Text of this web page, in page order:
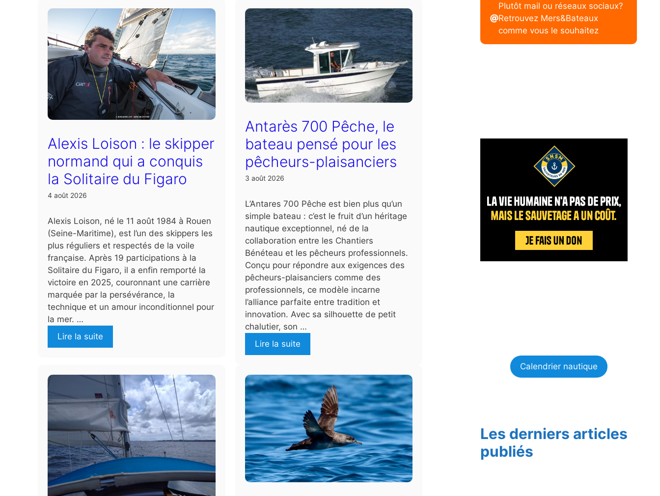
Alexis Loison : le skipper
normand qui a conquis
la Solitaire du Figaro
4 août 2026
Alexis Loison, né le 11 août 1984 à Rouen
(Seine-Maritime), est l’un des skippers les
plus réguliers et respectés de la voile
française. Après 19 participations à la
Solitaire du Figaro, il a enfin remporté la
victoire en 2025, couronnant une carrière
marquée par la persévérance, la
technique et un amour inconditionnel pour
la mer. …
Lire la suite
Antarès 700 Pêche, le
bateau pensé pour les
pêcheurs-plaisanciers
3 août 2026
L’Antares 700 Pêche est bien plus qu’un
simple bateau : c’est le fruit d’un héritage
nautique exceptionnel, né de la
collaboration entre les Chantiers
Bénéteau et les pêcheurs professionnels.
Conçu pour répondre aux exigences des
pêcheurs-plaisanciers comme des
professionnels, ce modèle incarne
l’alliance parfaite entre tradition et
innovation. Avec sa silhouette de petit
chalutier, son …
Lire la suite
Plutôt mail ou réseaux sociaux?
Retrouvez Mers&Bateaux
comme vous le souhaitez
Calendrier nautique
Les derniers articles
publiés